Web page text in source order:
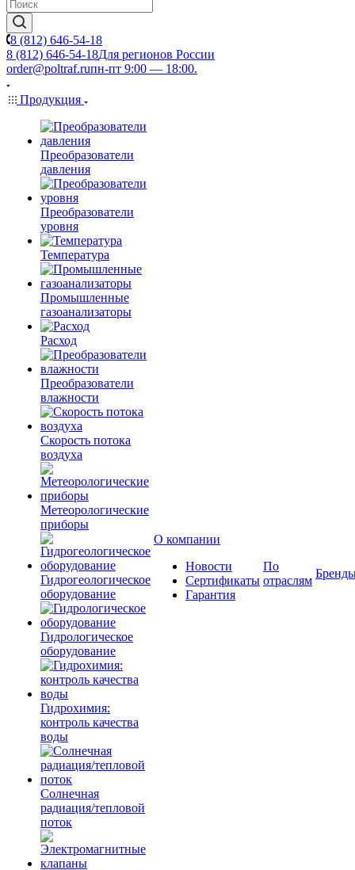
8 (812) 646-54-18
8 (812) 646-54-18Для регионов России
order@poltraf.ruпн-пт 9:00 — 18:00.
Продукция
Преобразователи
давления
Преобразователи
уровня
Температура
Промышленные
газоанализаторы
Расход
Преобразователи
влажности
Скорость потока
воздуха
Метеорологические
приборы
Гидрогеологическое
оборудование
Гидрологическое
оборудование
Гидрохимия:
контроль качества
воды
Солнечная
радиация/тепловой
поток
О компании
Новости
Сертификаты
Гарантия
По
отраслям